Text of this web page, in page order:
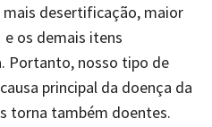
desertificação, maior
os demais itens
Portanto, nosso tipo de
principal da doença da
torna também doentes.